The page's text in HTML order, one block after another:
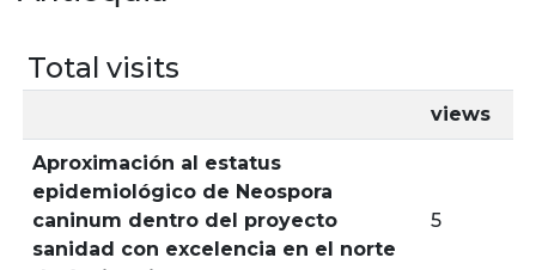
Total visits
views
Aproximación al estatus
epidemiológico de Neospora
caninum dentro del proyecto
sanidad con excelencia en el norte
5